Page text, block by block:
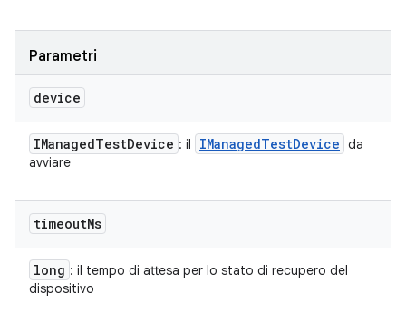
Parametri
device
IManagedTestDevice : il IManagedTestDevice da
avviare
timeoutMs
long : il tempo di attesa per lo stato di recupero del
dispositivo